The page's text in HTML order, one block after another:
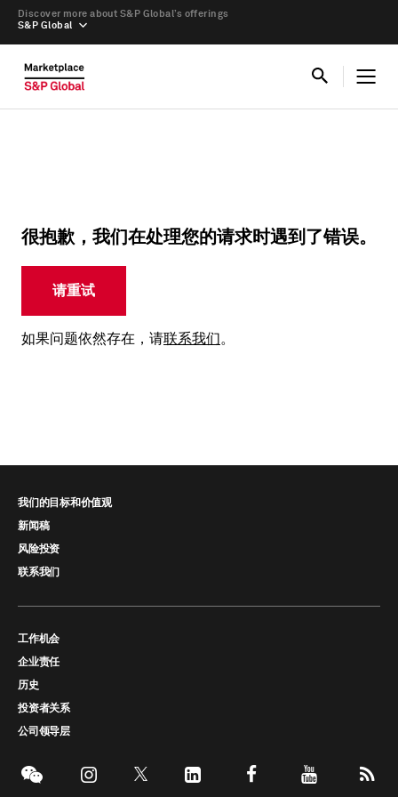
S&P Global
Discover more about S&P Global’s offerings
很抱歉，我们在处理您的请求时遇到了错误。
请重试
如果问题依然存在，请联系我们。
我们的目标和价值观
新闻稿
风险投资
联系我们
工作机会
企业责任
历史
投资者关系
公司领导层